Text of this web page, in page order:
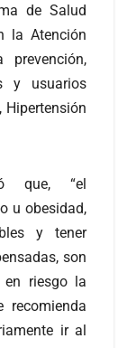
de Salud
la Atención
y usuarios
que, “el
u obesidad,
y tener
son
en riesgo la
recomienda
ir al